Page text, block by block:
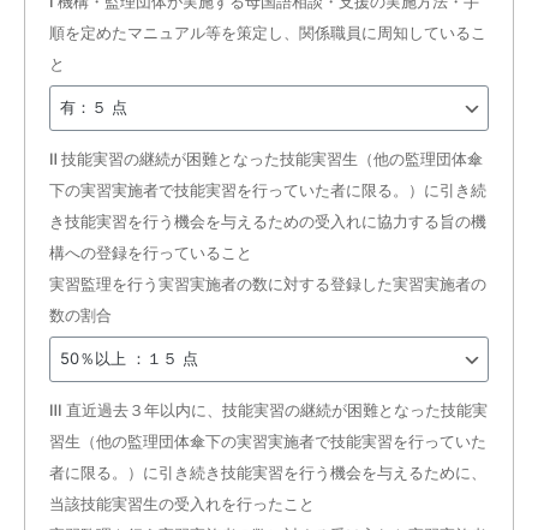
順を定めたマニュアル等を策定し、関係職員に周知しているこ
と
Ⅱ 技能実習の継続が困難となった技能実習生（他の監理団体傘
下の実習実施者で技能実習を行っていた者に限る。）に引き続
き技能実習を行う機会を与えるための受入れに協力する旨の機
構への登録を行っていること
実習監理を行う実習実施者の数に対する登録した実習実施者の
数の割合
Ⅲ 直近過去３年以内に、技能実習の継続が困難となった技能実
習生（他の監理団体傘下の実習実施者で技能実習を行っていた
者に限る。）に引き続き技能実習を行う機会を与えるために、
当該技能実習生の受入れを行ったこと